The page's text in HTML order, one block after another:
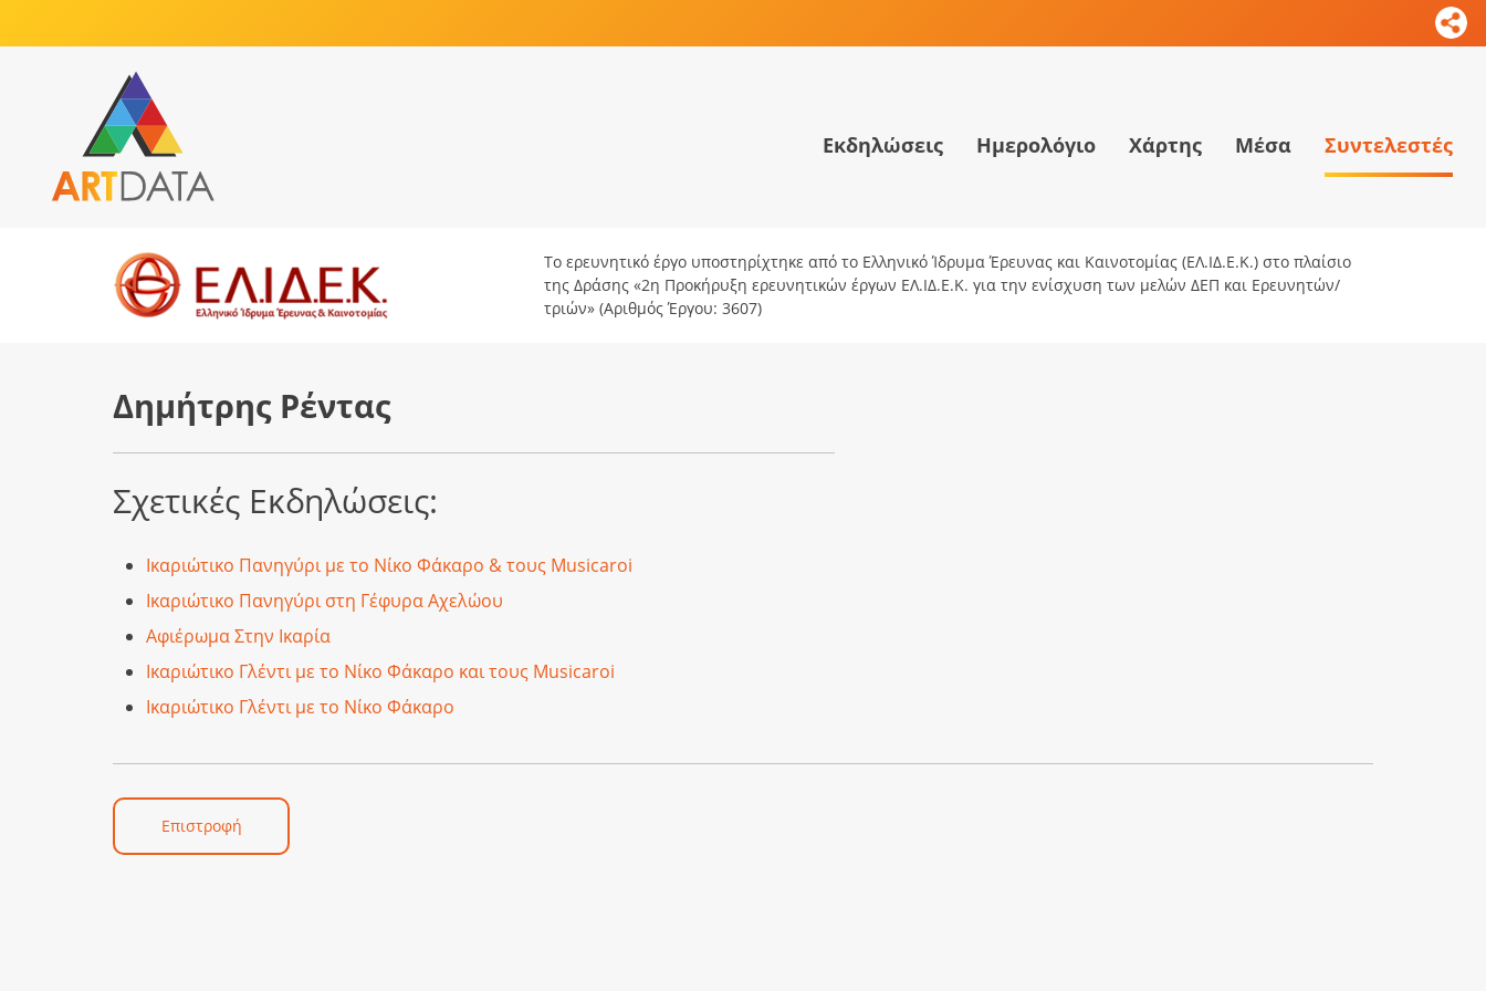
Εκδηλώσεις Ημερολόγιο Χάρτης Μέσα Συντελεστές
Το ερευνητικό έργο υποστηρίχτηκε από το Ελληνικό Ίδρυμα Έρευνας και Καινοτομίας (ΕΛ.ΙΔ.Ε.Κ.) στο πλαίσιο
της Δράσης «2η Προκήρυξη ερευνητικών έργων ΕΛ.ΙΔ.Ε.Κ. για την ενίσχυση των μελών ΔΕΠ και Ερευνητών/
τριών» (Αριθμός Έργου: 3607)
Δημήτρης Ρέντας
Σχετικές Εκδηλώσεις:
Ικαριώτικο Πανηγύρι με το Νίκο Φάκαρο & τους Musicaroi
Ικαριώτικο Πανηγύρι στη Γέφυρα Αχελώου
Αφιέρωμα Στην Ικαρία
Ικαριώτικο Γλέντι με το Νίκο Φάκαρο και τους Musicaroi
Ικαριώτικο Γλέντι με το Νίκο Φάκαρο
Επιστροφή